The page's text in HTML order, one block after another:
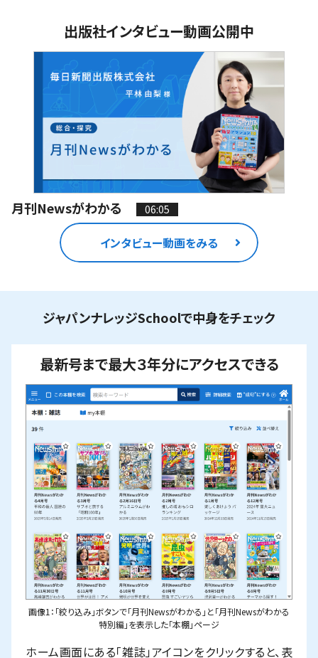
出版社インタビュー動画公開中
月刊Newsがわかる 06:05
インタビュー動画をみる
ジャパンナレッジSchoolで中身をチェック
最新号まで最大３年分にアクセスできる
画像1：「絞り込み」ボタンで「月刊Newsがわかる」と「月刊Newsがわかる
特別編」を表示した「本棚」ページ
ホーム画面にある「雑誌」アイコンをクリックすると、表